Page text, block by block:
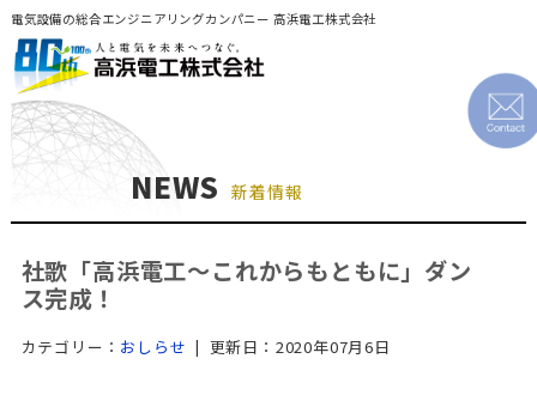
電気設備の総合エンジニアリングカンパニー 高浜電工株式会社
NEWS 新着情報
社歌「高浜電工～これからもともに」ダン
ス完成！
カテゴリー： おしらせ | 更新日：2020年07月6日